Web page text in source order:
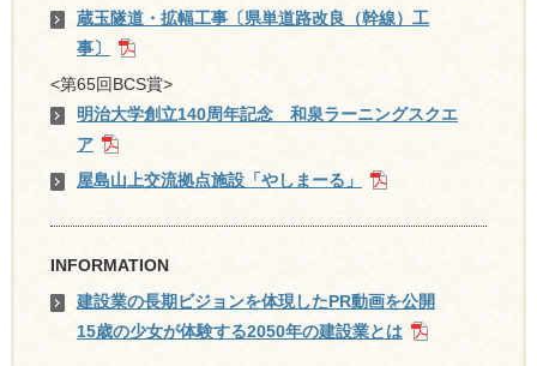
蔵玉隧道・拡幅工事〔県単道路改良（幹線）工
事〕
<第65回BCS賞>
明治大学創立140周年記念 和泉ラーニングスクエ
ア
屋島山上交流拠点施設「やしまーる」
INFORMATION
建設業の長期ビジョンを体現したPR動画を公開
15歳の少女が体験する2050年の建設業とは